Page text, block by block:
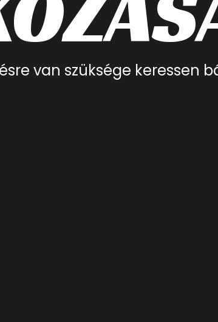
van szüksége keressen